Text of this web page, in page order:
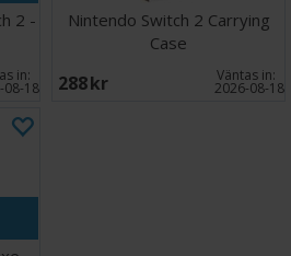
2 -
in:
08-18
Nintendo Switch 2 Carrying
Case
288 SEK Väntas in:
2026-08-18